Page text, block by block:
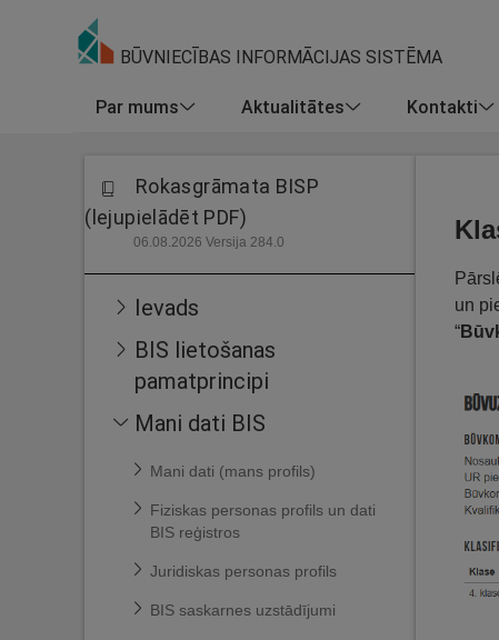
BŪVNIECĪBAS INFORMĀCIJAS SISTĒMA
Par mums Aktualitātes Kontakti
Rokasgrāmata BISP
(lejupielādēt PDF)
06.08.2026 Versija 284.0
Ievads
BIS lietošanas
pamatprincipi
Mani dati BIS
Mani dati (mans profils)
Fiziskas personas profils un dati
BIS reģistros
Juridiskas personas profils
BIS saskarnes uzstādījumi
un
“